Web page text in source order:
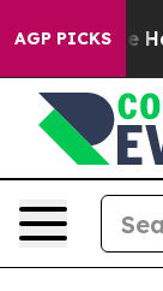
AGP PICKS
to Abate